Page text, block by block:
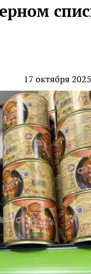
17 октября 2025